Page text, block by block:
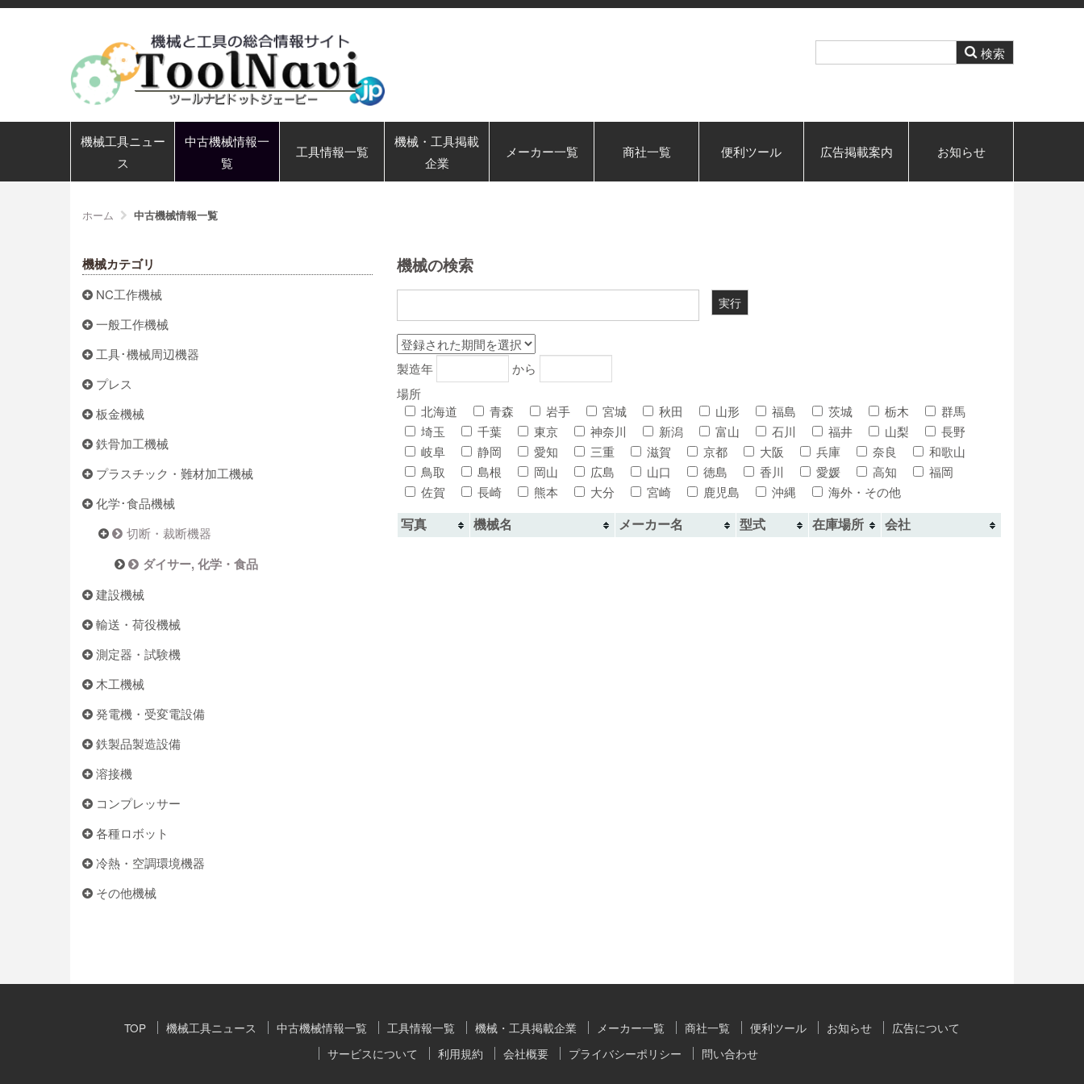
機械工具ニュー
ス
中古機械情報一
覧
工具情報一覧
機械・工具掲載
企業
メーカー一覧 商社一覧 便利ツール 広告掲載案内 お知らせ
ホーム 中古機械情報一覧
機械の検索
製造年
から
場所
北海道
青森 岩手 宮城 秋田 山形 福島 茨城 栃木
群馬
埼玉
千葉 東京 神奈川 新潟 富山 石川 福井 山梨
長野
岐阜
静岡 愛知 三重 滋賀 京都 大阪 兵庫 奈良
和歌山
鳥取
島根 岡山 広島 山口 徳島 香川 愛媛 高知
福岡
佐賀
長崎 熊本 大分 宮崎 鹿児島 沖縄 海外・その他
写真 機械名 メーカー名 型式 在庫場所 会社
機械カテゴリ
NC工作機械
一般工作機械
工具･機械周辺機器
プレス
板金機械
鉄骨加工機械
プラスチック・難材加工機械
化学･食品機械
切断・裁断機器
ダイサー, 化学・食品
建設機械
輸送・荷役機械
測定器・試験機
木工機械
発電機・受変電設備
鉄製品製造設備
溶接機
コンプレッサー
各種ロボット
冷熱・空調環境機器
その他機械
TOP 機械工具ニュース 中古機械情報一覧 工具情報一覧 機械・工具掲載企業 メーカー一覧 商社一覧 便利ツール お知らせ
広告について
サービスについて
利用規約 会社概要 プライバシーポリシー 問い合わせ